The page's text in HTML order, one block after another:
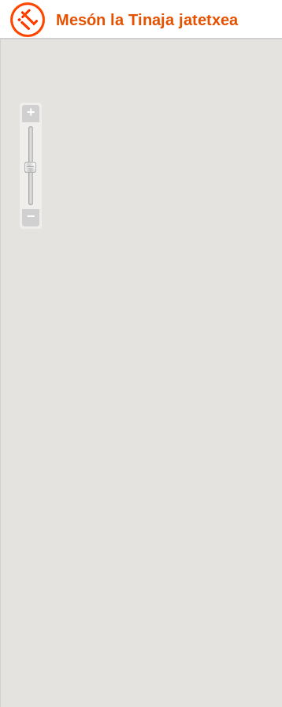
Mesón la Tinaja jatetxea
+
−